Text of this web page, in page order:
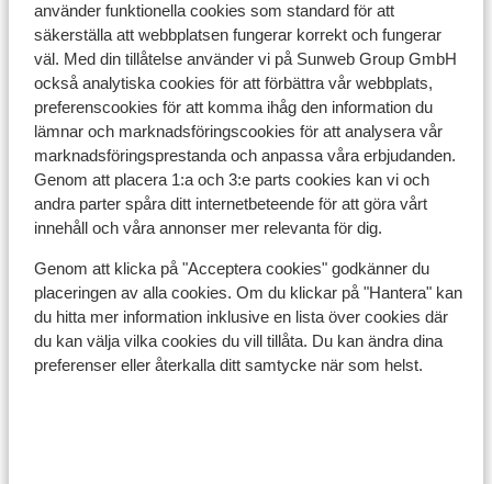
använder funktionella cookies som standard för att
säkerställa att webbplatsen fungerar korrekt och fungerar
väl. Med din tillåtelse använder vi på Sunweb Group GmbH
också analytiska cookies för att förbättra vår webbplats,
preferenscookies för att komma ihåg den information du
lämnar och marknadsföringscookies för att analysera vår
marknadsföringsprestanda och anpassa våra erbjudanden.
Genom att placera 1:a och 3:e parts cookies kan vi och
andra parter spåra ditt internetbeteende för att göra vårt
innehåll och våra annonser mer relevanta för dig.
Genom att klicka på "Acceptera cookies" godkänner du
placeringen av alla cookies. Om du klickar på "Hantera" kan
du hitta mer information inklusive en lista över cookies där
du kan välja vilka cookies du vill tillåta. Du kan ändra dina
preferenser eller återkalla ditt samtycke när som helst.
Skiathos